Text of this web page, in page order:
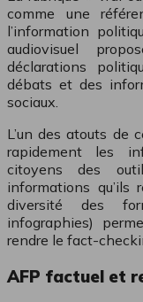
comme une
l’information
audiovisuel
déclarations
débats et des
sociaux.
L’un des atouts de
rapidement les
citoyens des
informations qu’ils
diversité des
infographies)
rendre le fact-
AFP factuel et